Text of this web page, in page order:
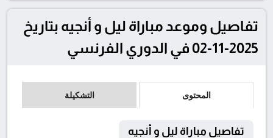
تفاصيل وموعد مباراة ليل و أنجيه بتاريخ
2025-11-02 في الدوري الفرنسي
المحتوى التشكيلة
تفاصيل مباراة ليل و أنجيه